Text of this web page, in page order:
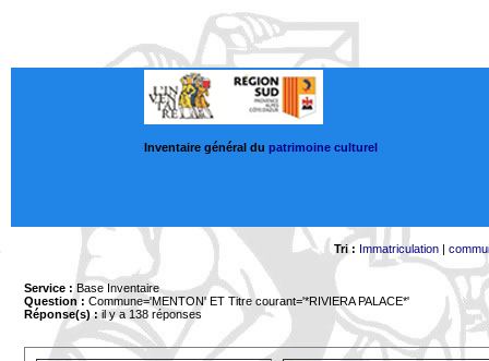
Inventaire général du patrimoine culturel
Tri : Immatriculation |
Service : Base Inventaire
Question : Commune='MENTON' ET Titre courant='*RIVIERA PALACE*'
Réponse(s) :il y a 138 réponses